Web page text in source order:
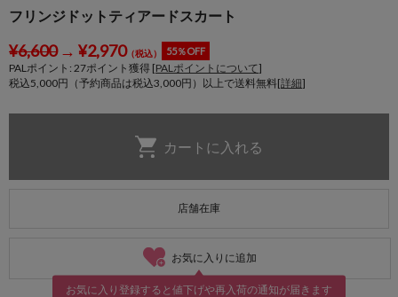
フリンジドットティアードスカート
¥6,600→ ¥2,970（税込） 55％OFF
PALポイント: 27ポイント獲得 [PALポイントについて]
税込5,000円（予約商品は税込3,000円）以上で送料無料[詳細]
店舗在庫
お気に入りに追加
お気に入り登録すると値下げや再入荷の通知が届きます